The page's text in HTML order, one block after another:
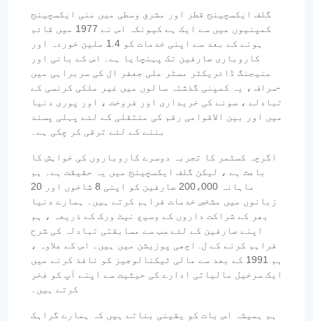
گلف ایکسچینج قطر اور مشرق وسطی میں منی ایکسچینج
کمپنیوں میں سے ایک ہے کیونکہ اس نے 1977 میں قائم
ہونے کے بعد سے اپنی خدمات کو 1.4 ملین خوردہ اور
کاروباری صارفین تک پہنچایا ہے۔ اس کے بانی اور
منیجنگ ڈائریکٹر مسٹر علی جعفر ال کی سربراہی میں
-سراف ، یہ کمپنی گذشتہ سالوں میں غیر ملکی کرنسی کے
تبادلے ، سونے کی خریداری اور فروخت ، اور پوری دنیا
میں اور بین الاقوامی رقم کی منتقلی کے لئے پہلی پسند
بننے کے لئے ترقی کر چکی ہے۔
اگرچہ کسٹمر کا تجربہ دوسرے کاروباروں کی خواہش کا
باعث ہے ، لیکن گلف ایکسچینج میں یہ حقیقت ہے۔ ہم
ماہانہ 200،000 صارفین کو اپنی 8 شاخوں اور 20
زبانوں میں مشخص خدمات فراہم کرتے ہیں۔ ہمارے دنیا
بھر کے شراکت داروں کے وسیع نیٹ ورک کے ذریعہ ، ہم
اپنے صارفین کے لئے سب سے مسابقتی تبادلہ کی شرح
فراہم کرنے کے ل. اچھی پوزیشن میں ہیں۔ اس کے علاوہ ،
ہم 1991 کے بعد سے مالی ٹیکنالوجیز کو نافذ کرنے میں
ایک سرخیل مالیاتی ادارے کی حیثیت سے اپنے آپ کو فخر
کرتے ہیں۔
ہم ہمیشہ اس بات کو یقینی بناتے ہیں کہ ہمارے گراہک